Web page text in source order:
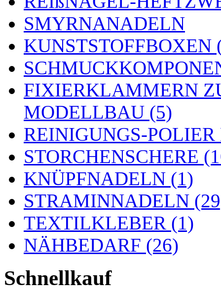
SMYRNANADELN
KUNSTSTOFFBOXEN
FIXIERKLAMMERN
MODELLBAU (5)
REINIGUNGS-
STORCHENSCHERE
KNÜPFNADELN (1)
STRAMINNADELN
TEXTILKLEBER (1)
NÄHBEDARF (26)
Schnellkauf